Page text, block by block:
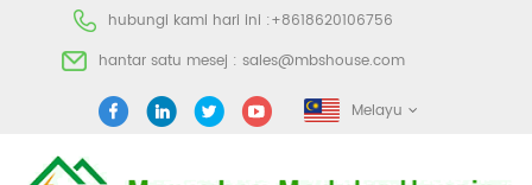
hubungi kami hari ini :+8618620106756
hantar satu mesej : sales@mbshouse.com
Melayu